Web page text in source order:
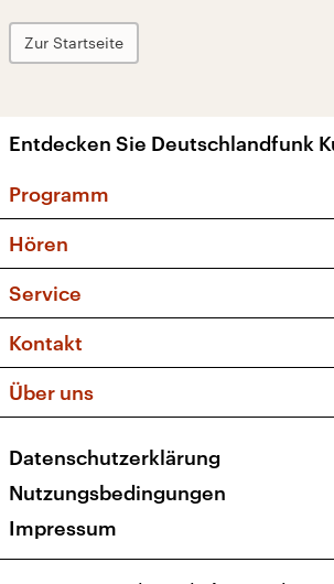
Zur Startseite
Entdecken Sie Deutschlandfunk
Programm
Sendungen und Podcasts
Musikliste
Kakadu – Das Kinderprogramm
Hören
Frequenzen (UKW + DAB+)
Service
FAQ
Apps
Newsletter
Veranstaltungen
Kontakt
Social Media
Über uns
Presse
Karriere
Transparenz
Datenschutzerklärung
Nutzungsbedingungen
Impressum